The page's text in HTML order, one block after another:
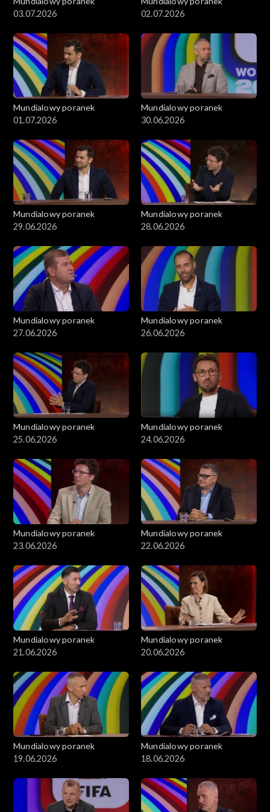
03.07.2026
02.07.2026
Mundialowy poranek
01.07.2026
Mundialowy poranek
30.06.2026
Mundialowy poranek
29.06.2026
Mundialowy poranek
28.06.2026
Mundialowy poranek
27.06.2026
Mundialowy poranek
26.06.2026
Mundialowy poranek
25.06.2026
Mundialowy poranek
24.06.2026
Mundialowy poranek
23.06.2026
Mundialowy poranek
22.06.2026
Mundialowy poranek
21.06.2026
Mundialowy poranek
20.06.2026
Mundialowy poranek
19.06.2026
Mundialowy poranek
18.06.2026